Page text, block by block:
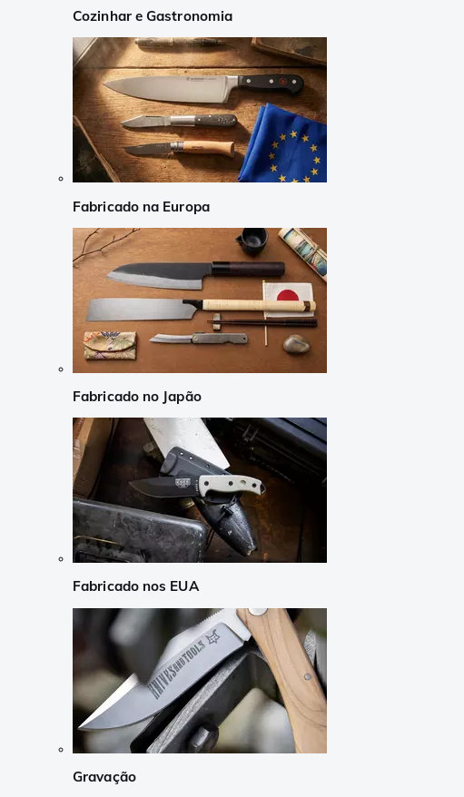
Cozinhar e Gastronomia
Fabricado na Europa
Fabricado no Japão
Fabricado nos EUA
Gravação